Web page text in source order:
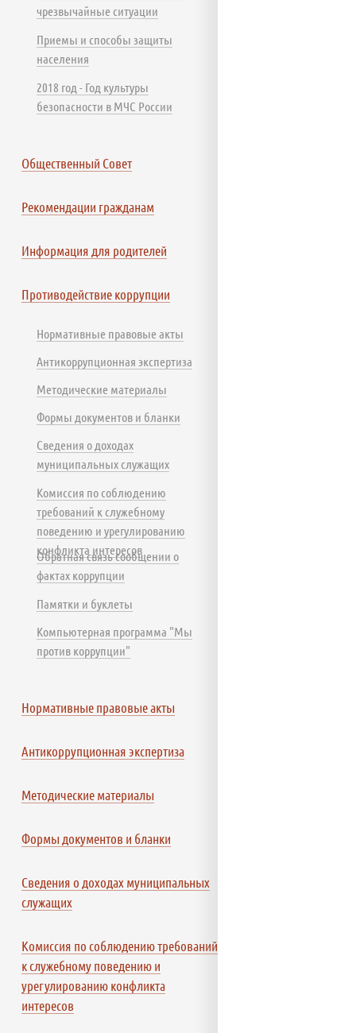
чрезвычайные ситуации
Приемы и способы защиты
населения
2018 год - Год культуры
безопасности в МЧС России
Общественный Совет
Рекомендации гражданам
Информация для родителей
Противодействие коррупции
Нормативные правовые акты
Антикоррупционная экспертиза
Методические материалы
Формы документов и бланки
Сведения о доходах
муниципальных служащих
Комиссия по соблюдению
требований к служебному
поведению и урегулированию
конфликта интересов
Обратная связь сообщении о
фактах коррупции
Памятки и буклеты
Компьютерная программа "Мы
против коррупции"
Нормативные правовые акты
Антикоррупционная экспертиза
Методические материалы
Формы документов и бланки
Сведения о доходах муниципальных
служащих
Комиссия по соблюдению требований
к служебному поведению и
урегулированию конфликта
интересов